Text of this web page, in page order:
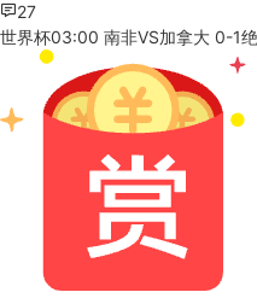
27
世界杯03:00 南非VS加拿大 0-1绝